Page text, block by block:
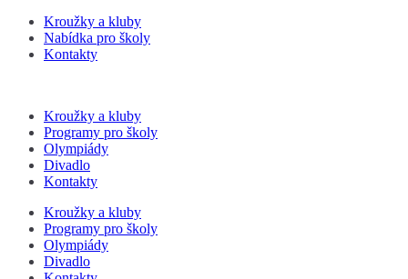
Kroužky a kluby
Nabídka pro školy
Kontakty
Kroužky a kluby
Programy pro školy
Olympiády
Divadlo
Kontakty
Kroužky a kluby
Programy pro školy
Olympiády
Divadlo